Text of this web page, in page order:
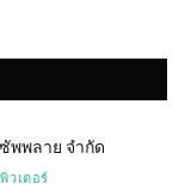
พพลาย จำกัด
วเตอร์